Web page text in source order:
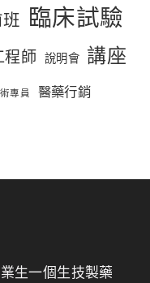
臨床試驗
程師 說明會 講座
專員 醫藥行銷
生一個生技製藥